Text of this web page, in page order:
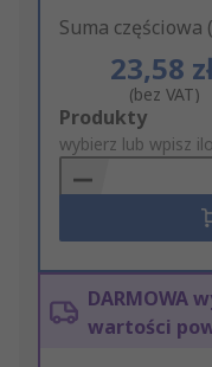
Suma częściowa
23,58
(bez VAT)
Add
to
Basket
Produkty
wybierz lub wpisz
DARMOWA
wartości